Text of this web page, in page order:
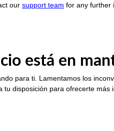
oursupport team for any further
está en
para ti. Lamentamos los
tu disposición para ofrecerte más